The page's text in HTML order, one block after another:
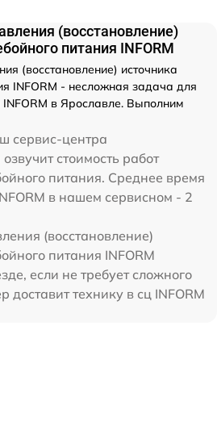
(восстановление)
питания INFORM
(восстановление) источника
INFORM - несложная задача для
в Ярославле. Выполним
сервис-центра
стоимость работ
питания. Среднее время
в нашем сервисном - 2
(восстановление)
питания INFORM
если не требует сложного
доставит технику в сц INFORM